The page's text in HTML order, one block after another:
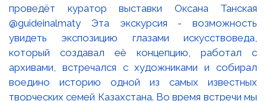
проведёт куратор выставки Оксана Танская
@guideinalmaty Эта экскурсия - возможность
увидеть экспозицию глазами искусствоведа,
который создавал её концепцию, работал с
архивами, встречался с художниками и собирал
воедино историю одной из самых известных
творческих семей Казахстана. Во время встречи мы